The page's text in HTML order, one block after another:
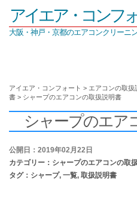
アイエア・コンフ
大阪・神戸・京都のエアコンクリーニ
アイエア・コンフォート > エアコンの取扱
書 > シャープのエアコンの取扱説明書
シャープのエア
公開日：2019年02月22日
カテゴリー： シャープのエアコンの取
タグ： シャープ, 一覧, 取扱説明書